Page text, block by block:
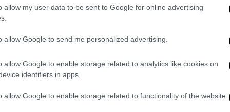
allow my user data to be sent to Google for online advertising
allow Google to send me personalized advertising.
allow Google to enable storage related to analytics like cookies on
identifiers in apps.
allow Google to enable storage related to functionality of the website
και έκανε επίσης κινήσεις για να
SpaceX, τις πρώτες που
των στολών αυτών ήταν ένας από τους
the@PolarisProgram
’s Polaris Dawn
2024